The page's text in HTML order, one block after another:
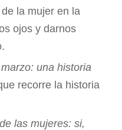
la mujer en la
ojos y darnos
una historia
recorre la historia
las mujeres: si,